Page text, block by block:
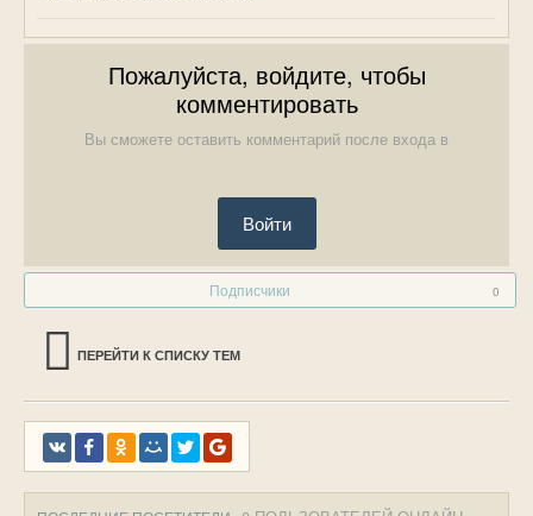
Пожалуйста, войдите, чтобы
комментировать
Вы сможете оставить комментарий после входа в
Войти
Подписчики 0
ПЕРЕЙТИ К СПИСКУ ТЕМ